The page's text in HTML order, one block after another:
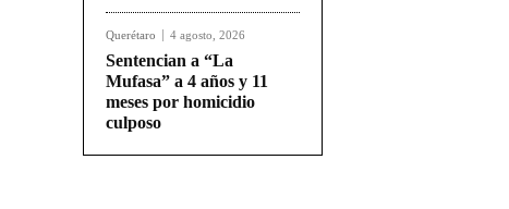
Querétaro 4 agosto, 2026
Sentencian a “La
Mufasa” a 4 años y 11
meses por homicidio
culposo